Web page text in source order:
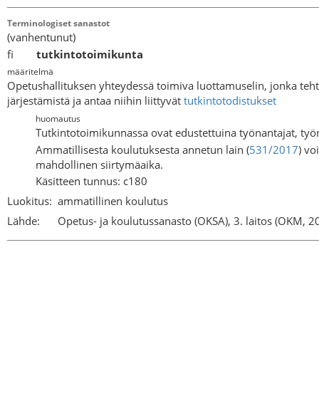
Terminologiset sanastot
(vanhentunut)
fi tutkintotoimikunta
määritelmä
Opetushallituksen yhteydessä toimiva luottamuselin, jonka
järjestämistä ja antaa niihin liittyvät tutkintotodistukset
huomautus
Tutkintotoimikunnassa ovat edustettuina työnantajat,
Ammatillisesta koulutuksesta annetun lain (531/2017)
mahdollinen siirtymäaika.
Käsitteen tunnus: c180
Luokitus: ammatillinen koulutus
Lähde:
Opetus- ja koulutussanasto (OKSA), 3. laitos (OKM,